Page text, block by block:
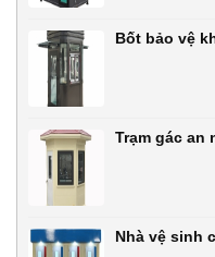
Bốt bảo vệ
Trạm gác an
Nhà vệ sinh